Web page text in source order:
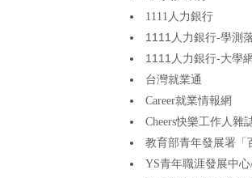
1111人力銀行
1111人力銀行-學測
1111人力銀行-大學
台灣就業通
Career就業情報網
Cheers快樂工作人雜
教育部青年發展署「
YS青年職涯發展中